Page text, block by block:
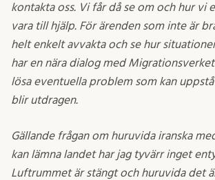
kontakta oss. Vi får då se om och hur vi
vara till hjälp. För ärenden som inte är
helt enkelt avvakta och se hur
har en nära dialog med
lösa eventuella problem som kan
blir utdragen.
Gällande frågan om huruvida iranska
kan lämna landet har jag tyvärr inget
Luftrummet är stängt och huruvida det